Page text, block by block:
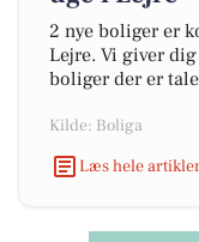
2 nye boliger er
Lejre. Vi giver
boliger der er
Kilde: Boliga
Læs hele